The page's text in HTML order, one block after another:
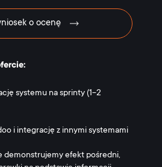
o ocenę
systemu na sprinty (1-2
i integrację z innymi systemami
demonstrujemy efekt pośredni,